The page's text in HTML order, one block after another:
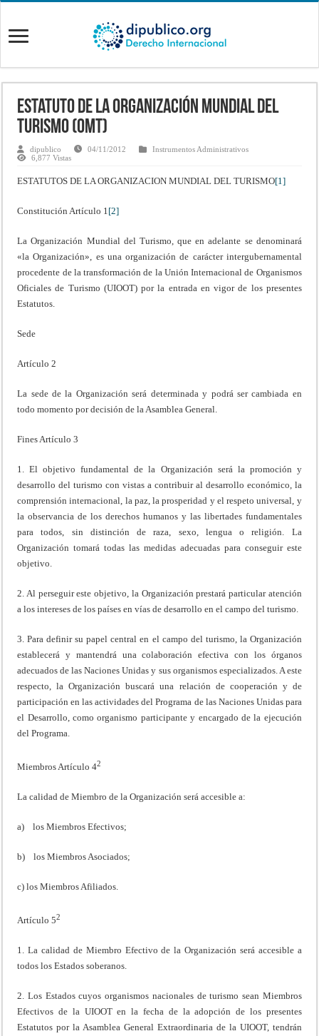
Estatuto de la Organización Mundial del
Turismo (OMT)
dipublico 04/11/2012
Instrumentos Administrativos
6,877 Vistas
ESTATUTOS DE LA ORGANIZACION MUNDIAL DEL TURISMO[1]
Constitución Artículo 1 [2]
La Organización Mundial del Turismo, que en adelante se denominará
«la Organización», es una organización de carácter intergubernamental
procedente de la transformación de la Unión Internacional de Organismos
Oficiales de Turismo (UIOOT) por la entrada en vigor de los presentes
Estatutos.
Sede
Artículo 2
La sede de la Organización será determinada y podrá ser cambiada en
todo momento por decisión de la Asamblea General.
Fines Artículo 3
1. El objetivo fundamental de la Organización será la promoción y
desarrollo del turismo con vistas a contribuir al desarrollo económico, la
comprensión internacional, la paz, la prosperidad y el respeto universal, y
la observancia de los derechos humanos y las libertades fundamentales
para todos, sin distinción de raza, sexo, lengua o religión. La
Organización tomará todas las medidas adecuadas para conseguir este
objetivo.
2. Al perseguir este objetivo, la Organización prestará particular atención
a los intereses de los países en vías de desarrollo en el campo del turismo.
3. Para definir su papel central en el campo del turismo, la Organización
establecerá y mantendrá una colaboración efectiva con los órganos
adecuados de las Naciones Unidas y sus organismos especializados. A este
respecto, la Organización buscará una relación de cooperación y de
participación en las actividades del Programa de las Naciones Unidas para
el Desarrollo, como organismo participante y encargado de la ejecución
del Programa.
Miembros Artículo 42
La calidad de Miembro de la Organización será accesible a:
a) los Miembros Efectivos;
b) los Miembros Asociados;
c) los Miembros Afiliados.
Artículo 52
1. La calidad de Miembro Efectivo de la Organización será accesible a
todos los Estados soberanos.
2. Los Estados cuyos organismos nacionales de turismo sean Miembros
Efectivos de la UIOOT en la fecha de la adopción de los presentes
Estatutos por la Asamblea General Extraordinaria de la UIOOT, tendrán